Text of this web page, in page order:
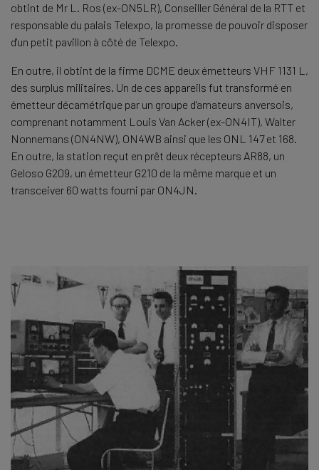
obtint de Mr L. Ros (ex-ON5LR), Conseiller Général de la RTT et
responsable du palais Telexpo, la promesse de pouvoir disposer
d'un petit pavillon à côté de Telexpo.
En outre, il obtint de la firme DCME deux émetteurs VHF 1131 L,
des surplus militaires. Un de ces appareils fut transformé en
émetteur décamétrique par un groupe d'amateurs anversois,
comprenant notamment Louis Van Acker (ex-ON4IT), Walter
Nonnemans (ON4NW), ON4WB ainsi que les ONL 147 et 168.
En outre, la station reçut en prêt deux récepteurs AR88, un
Geloso G209, un émetteur G210 de la même marque et un
transceiver 60 watts fourni par ON4JN.